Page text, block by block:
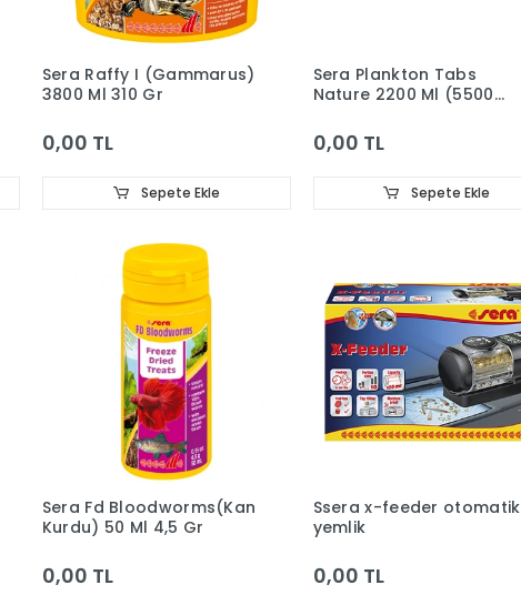
Sera Raffy I (Gammarus)
3800 Ml 310 Gr
0,00 TL
Sepete Ekle
Sera Plankton Tabs
Nature 2200 Ml (5500
0,00 TL
Sepete Ekle
Sera Fd Bloodworms(Kan
Kurdu) 50 Ml 4,5 Gr
0,00 TL
Ssera x-feeder otomatik
yemlik
0,00 TL